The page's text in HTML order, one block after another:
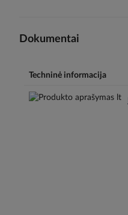
Dokumentai
Techninė informacija